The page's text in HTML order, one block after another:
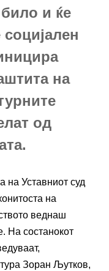
и ќе
на
од
на Уставниот суд
на
веднаш
На состанокот
Зоран Љутков,